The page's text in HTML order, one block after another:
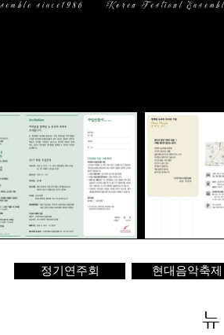
정기연주회 현대음악축제